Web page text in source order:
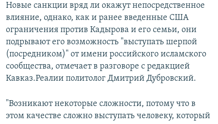
Новые санкции вряд ли окажут непосредственное
влияние, однако, как и ранее введенные США
ограничения против Кадырова и его семьи, они
подрывают его возможность "выступать шерпой
(посредником)" от имени российского исламского
сообщества, отмечает в разговоре с редакцией
Кавказ.Реалии политолог Дмитрий Дубровский.
"Возникают некоторые сложности, потому что в
этом качестве сложно выступать человеку, который